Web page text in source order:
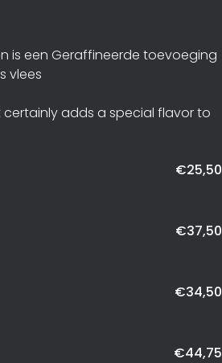
is een Geraffineerde toevoeging
vlees
certainly adds a special flavor to
€25,50
€37,50
€34,50
€44,75